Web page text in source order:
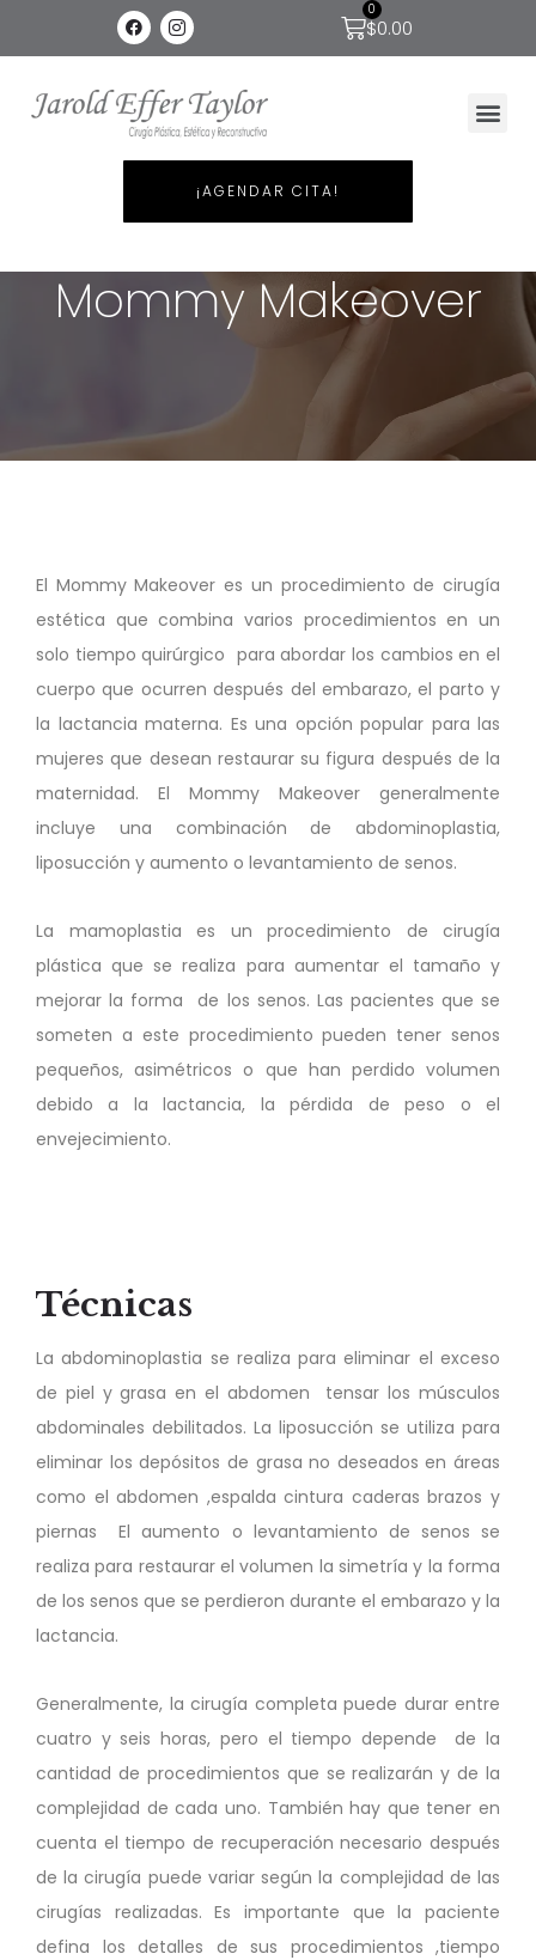
$0.00
0
¡AGENDAR CITA!
Mommy Makeover
El Mommy Makeover es un procedimiento de cirugía
estética que combina varios procedimientos en un
solo tiempo quirúrgico para abordar los cambios en el
cuerpo que ocurren después del embarazo, el parto y
la lactancia materna. Es una opción popular para las
mujeres que desean restaurar su figura después de la
maternidad. El Mommy Makeover generalmente
incluye una combinación de abdominoplastia,
liposucción y aumento o levantamiento de senos.
La mamoplastia es un procedimiento de cirugía
plástica que se realiza para aumentar el tamaño y
mejorar la forma de los senos. Las pacientes que se
someten a este procedimiento pueden tener senos
pequeños, asimétricos o que han perdido volumen
debido a la lactancia, la pérdida de peso o el
envejecimiento.
Técnicas
La abdominoplastia se realiza para eliminar el exceso
de piel y grasa en el abdomen tensar los músculos
abdominales debilitados. La liposucción se utiliza para
eliminar los depósitos de grasa no deseados en áreas
como el abdomen ,espalda cintura caderas brazos y
piernas El aumento o levantamiento de senos se
realiza para restaurar el volumen la simetría y la forma
de los senos que se perdieron durante el embarazo y la
lactancia.
Generalmente, la cirugía completa puede durar entre
cuatro y seis horas, pero el tiempo depende de la
cantidad de procedimientos que se realizarán y de la
complejidad de cada uno. También hay que tener en
cuenta el tiempo de recuperación necesario después
de la cirugía puede variar según la complejidad de las
cirugías realizadas. Es importante que la paciente
defina los detalles de sus procedimientos ,tiempo